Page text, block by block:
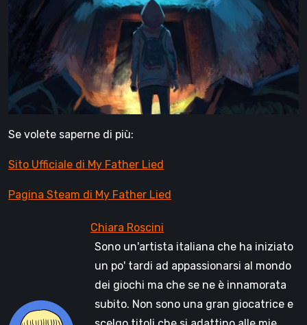
Se volete saperne di più:
Sito Ufficiale di My Father Lied
Pagina Steam di My Father Lied
Sono un'artista italiana che ha iniziato
un po' tardi ad appassionarsi al mondo
dei giochi ma che se ne è innamorata
subito. Non sono una gran giocatrice e